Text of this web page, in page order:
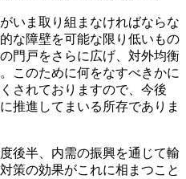
いま取り組まなければならな
な障壁を可能な限り低いもの
門戸をさらに広げ、対外均衡
このために何をなすべきかに
されておりますので、今後
推進してまいる所存でありま
後半、内需の振興を通じて輸
策の効果がこれに相まつこと